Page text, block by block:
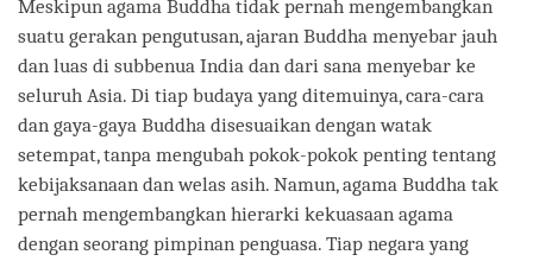
Meskipun agama Buddha tidak pernah mengembangkan
suatu gerakan pengutusan, ajaran Buddha menyebar jauh
dan luas di subbenua India dan dari sana menyebar ke
seluruh Asia. Di tiap budaya yang ditemuinya, cara-cara
dan gaya-gaya Buddha disesuaikan dengan watak
setempat, tanpa mengubah pokok-pokok penting tentang
kebijaksanaan dan welas asih. Namun, agama Buddha tak
pernah mengembangkan hierarki kekuasaan agama
dengan seorang pimpinan penguasa. Tiap negara yang